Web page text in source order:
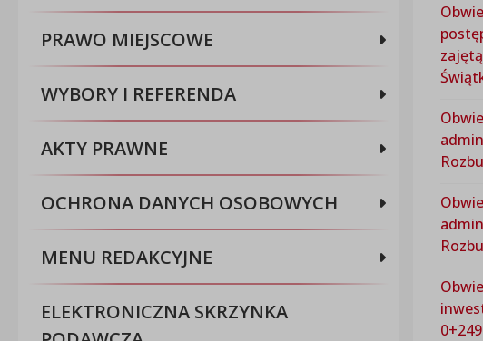
PRAWO MIEJSCOWE
WYBORY I REFERENDA
AKTY PRAWNE
OCHRONA DANYCH OSOBOWYCH
MENU REDAKCYJNE
ELEKTRONICZNA SKRZYNKA
0+249